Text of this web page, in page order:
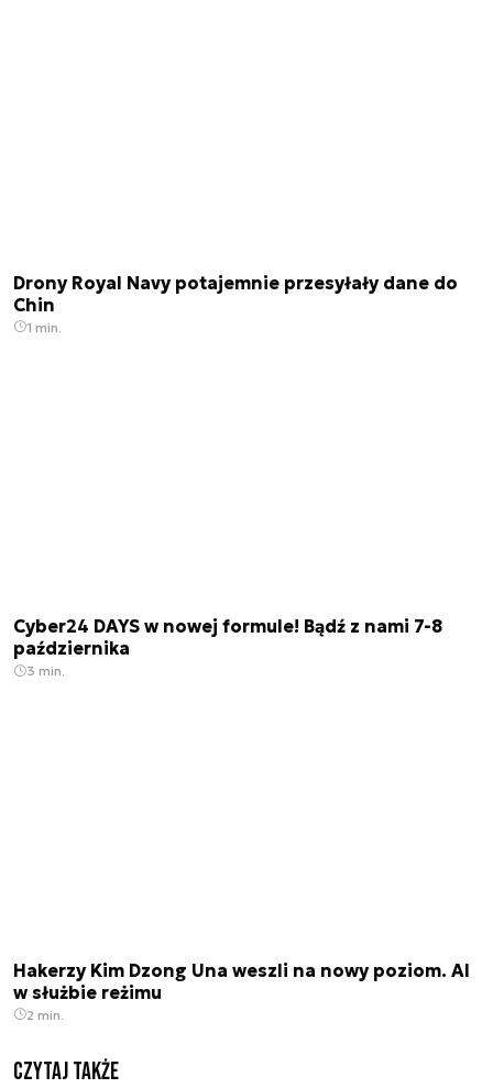
Drony Royal Navy potajemnie przesyłały dane do
Chin
1 min.
Cyber24 DAYS w nowej formule! Bądź z nami 7-8
października
3 min.
Hakerzy Kim Dzong Una weszli na nowy poziom. AI
w służbie reżimu
2 min.
Czytaj także